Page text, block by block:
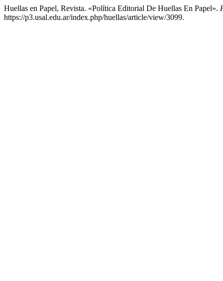
Huellas en Papel, Revista. «Política Editorial De Huellas En Papel».
https://p3.usal.edu.ar/index.php/huellas/article/view/3099.